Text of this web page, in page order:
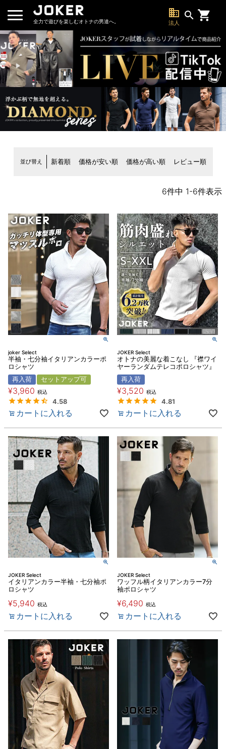
全力で遊びを楽しむオトナの男達へ。
business
法人
search
並び替え 新着順 価格が安い順 価格が高い順 レビュー順
6件中 1-6件表示
joker Select
半袖・七分袖イタリアンカラーポ
ロシャツ
再入荷
セットアップ可
¥3,960 税込
4.58
カートに入れる
JOKER Select
オトナの美麗な着こなし 『襟ワイ
ヤーランダムテレコポロシャツ』
再入荷
¥3,520 税込
4.81
カートに入れる
JOKER Select
イタリアンカラー半袖・七分袖ポ
ロシャツ
¥5,940 税込
カートに入れる
JOKER Select
ワッフル柄イタリアンカラー7分
袖ポロシャツ
¥6,490 税込
カートに入れる